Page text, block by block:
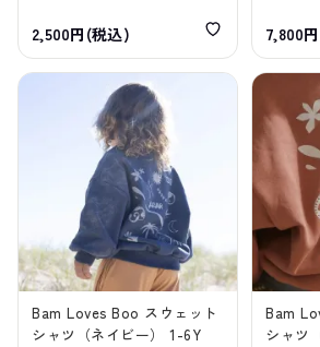
2,500円(税込) 7,800
Bam Loves Boo スウェット
シャツ（ネイビー） 1-6Y
Bam
シャツ